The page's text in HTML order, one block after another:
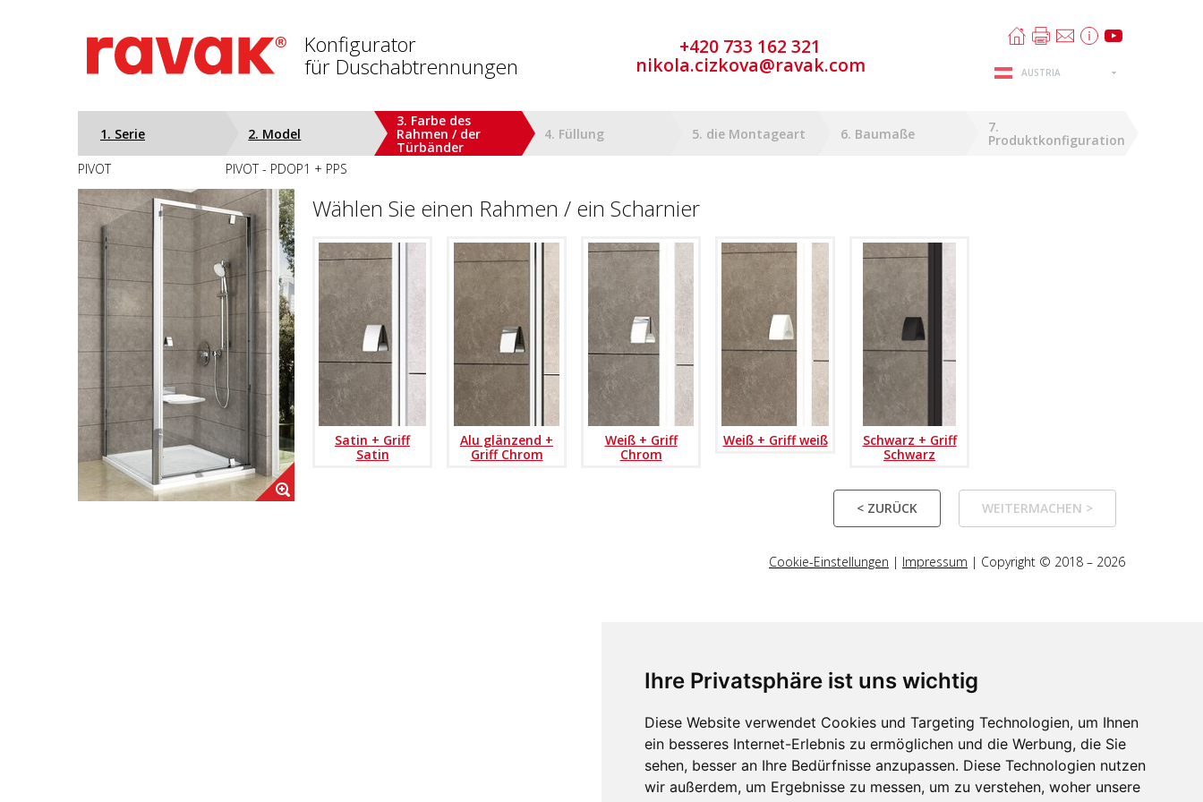
Ihre Privatsphäre ist uns wichtig
Diese Website verwendet Cookies und Targeting Technologien, um Ihnen
ein besseres Internet-Erlebnis zu ermöglichen und die Werbung, die Sie
sehen, besser an Ihre Bedürfnisse anzupassen. Diese Technologien nutzen
wir außerdem, um Ergebnisse zu messen, um zu verstehen, woher unsere
Konfigurator
für Duschabtrennungen
+420 733 162 321
nikola.cizkova@ravak.com AUSTRIA
1. Serie
PIVOT
2. Model
PIVOT - PDOP1 + PPS
3. Farbe des
Rahmen / der
Türbänder
4. Füllung 5. die Montageart 6. Baumaße 7.
Produktkonfiguration
Wählen Sie einen Rahmen / ein Scharnier
Satin + Griff
Satin
Alu glänzend +
Griff Chrom
Weiß + Griff
Chrom
Weiß + Griff weiß
Schwarz + Griff
Schwarz
< ZURÜCK WEITERMACHEN >
Cookie-Einstellungen | Impressum | Copyright © 2018 – 2026